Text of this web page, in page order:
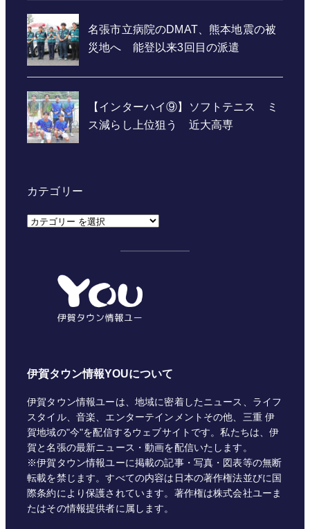
カテゴリー
カ
伊賀タウン情報YOUについて
伊賀タウン情報ユーは、地域に密着したニュース、ライフ
スタイル、音楽、エンターテインメントその他、三重 伊
賀地域の"今"を配信するウェブサイトです。私たちは、伊
賀と名張の最新ニュース・動画を配信いたします。
※伊賀タウン情報ユーに掲載の記事・写真・図表等の無断
転載を禁じます。すべての内容は日本の著作権法並びに国
際条約により保護されています。著作権は株式会社ユーま
たはその情報提供者に属します。